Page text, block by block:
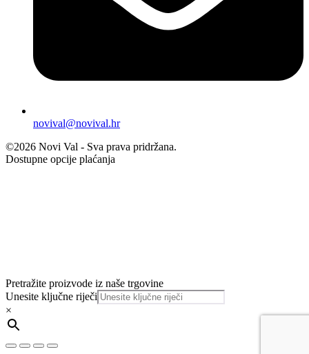
novival@novival.hr
©2026 Novi Val - Sva prava pridržana.
Dostupne opcije plaćanja
Pretražite proizvode iz naše trgovine
Unesite ključne riječi
×